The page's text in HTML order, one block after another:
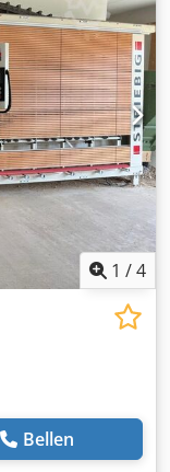
5300 mm lengte
volledig
voor
Toepassing:
54634 Bitburg.
1 /4
Bellen